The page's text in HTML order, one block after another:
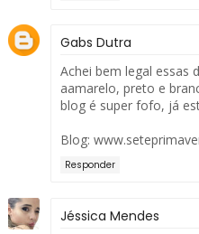
Gabs Dutra
Achei bem legal essas
aamarelo, preto e
blog é super fofo, já
Blog:
Responder
Jéssica Mendes